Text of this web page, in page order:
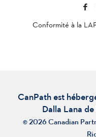
Conformité à la
CanPath est
Dalla Lana
© 2026 Canadian